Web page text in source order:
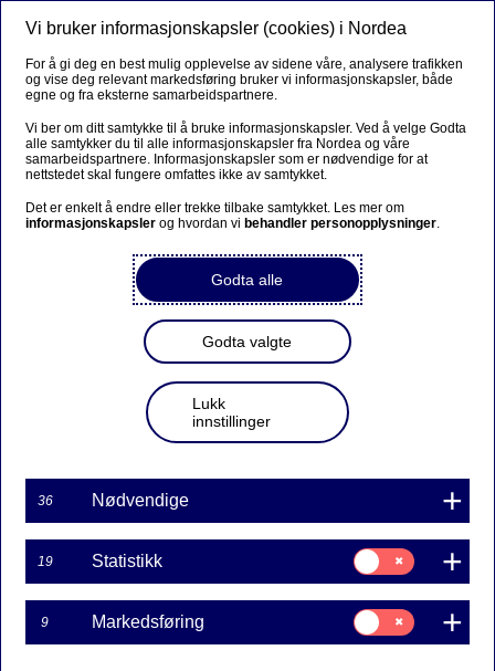
Vi bruker informasjonskapsler (cookies) i Nordea
For å gi deg en best mulig opplevelse av sidene våre, analysere trafikken
og vise deg relevant markedsføring bruker vi informasjonskapsler, både
egne og fra eksterne samarbeidspartnere.
Vi ber om ditt samtykke til å bruke informasjonskapsler. Ved å velge Godta
alle samtykker du til alle informasjonskapsler fra Nordea og våre
samarbeidspartnere. Informasjonskapsler som er nødvendige for at
nettstedet skal fungere omfattes ikke av samtykket.
Det er enkelt å endre eller trekke tilbake samtykket. Les mer om
informasjonskapsler og hvordan vi behandler personopplysninger.
Godta alle
Godta valgte
Lukk
innstillinger
36 Nødvendige
19 Statistikk
Samtykke
til:
Statistikk
9 Markedsføring
Samtykke
til:
Markedsføring